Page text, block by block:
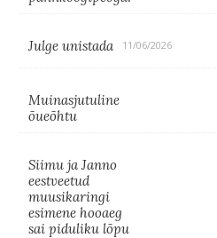
Julge unistada 11/06/2026
Muinasjutuline
õueõhtu
Siimu ja Janno
eestveetud
muusikaringi
esimene hooaeg
sai piduliku lõpu